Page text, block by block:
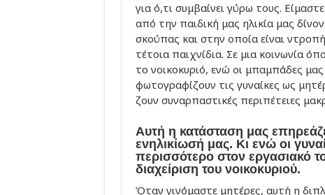
για ό,τι συμβαίνει γύρω τους.
από την παιδική μας ηλικία μας
σκούπας και στην οποία είναι
τέτοια παιχνίδια. Σε μια κοινωνία
το νοικοκυριό, ενώ οι μπαμπάδες
φωτογραφίζουν τις γυναίκες ως
ζουν συναρπαστικές περιπέτειες
Αυτή η κατάσταση μας
ενηλικίωσή μας. Κι ενώ οι
περισσότερο στον εργασιακό
διαχείριση του νοικοκυριού.
Όταν γινόμαστε μητέρες, αυτή η